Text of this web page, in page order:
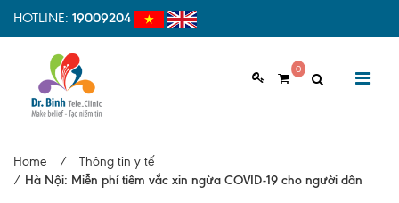
HOTLINE: 19009204
0
Giới thiệu chung
Home /
Thông tin y tế
/ Hà Nội: Miễn phí tiêm vắc xin ngừa COVID-19 cho người dân